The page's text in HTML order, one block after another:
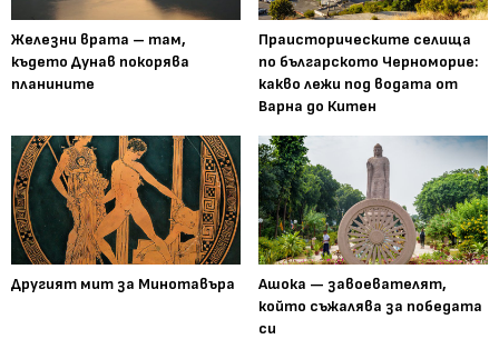
Железни врата – там,
където Дунав покорява
планините
Праисторическите селища
по българското Черноморие:
какво лежи под водата от
Варна до Китен
Другият мит за Минотавъра
Ашока — завоевателят,
който съжалява за победата
си